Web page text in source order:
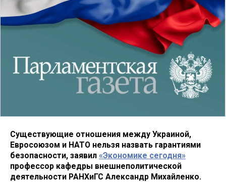
Существующие отношения между Украиной,
Евросоюзом и НАТО нельзя назвать гарантиями
безопасности, заявил «Экономике сегодня»
профессор кафедры внешнеполитической
деятельности РАНХиГС Александр Михайленко.